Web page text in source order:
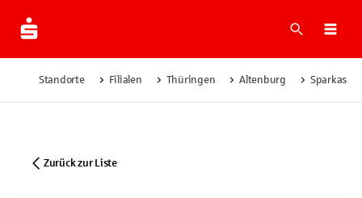
Suche
Standorte Filialen Thüringen Altenburg Sparkasse
Zurück zur Liste